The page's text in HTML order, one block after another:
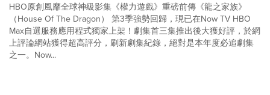
HBO原創風靡全球神級影集《權力遊戲》重磅前傳《龍之家族》
（House Of The Dragon） 第3季強勢回歸，現已在Now TV HBO
Max自選服務應用程式獨家上架！劇集首三集推出後大獲好評，於網
上評論網站獲得超高評分，刷新劇集紀錄，絕對是本年度必追劇集
之一。Now...